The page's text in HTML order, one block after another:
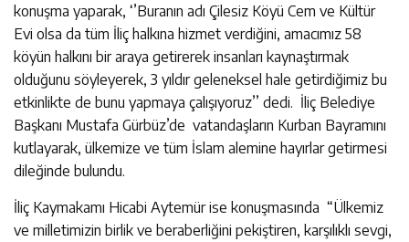
konuşma yaparak, ‘’Buranın adı Çilesiz Köyü Cem ve Kültür
Evi olsa da tüm İliç halkına hizmet verdiğini, amacımız 58
köyün halkını bir araya getirerek insanları kaynaştırmak
olduğunu söyleyerek, 3 yıldır geleneksel hale getirdiğimiz bu
etkinlikte de bunu yapmaya çalışıyoruz’’ dedi. İliç Belediye
Başkanı Mustafa Gürbüz’de vatandaşların Kurban Bayramını
kutlayarak, ülkemize ve tüm İslam alemine hayırlar getirmesi
dileğinde bulundu.
İliç Kaymakamı Hicabi Aytemür ise konuşmasında “Ülkemiz
ve milletimizin birlik ve beraberliğini pekiştiren, karşılıklı sevgi,